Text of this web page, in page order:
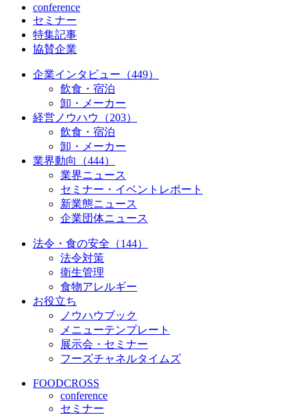
conference
セミナー
特集記事
協賛企業
企業インタビュー（449）
飲食・宿泊
卸・メーカー
経営ノウハウ（203）
飲食・宿泊
卸・メーカー
業界動向（444）
業界ニュース
セミナー・イベントレポート
新業態ニュース
企業団体ニュース
法令・食の安全（144）
法令対策
衛生管理
食物アレルギー
お役立ち
ノウハウブック
メニューテンプレート
展示会・セミナー
フーズチャネルタイムズ
FOODCROSS
conference
セミナー